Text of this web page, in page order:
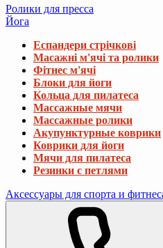
Ролики для пресса
Йога
Еспандери стрічкові
Масажні м'ячі та ролики
Фітнес м'ячі
Блоки для йоги
Кольца для пилатеса
Массажные мячи
Массажные ролики
Акупунктурные коврики
Коврики для йоги
Мячи для пилатеса
Резинки с петлями
Аксессуары для спорта и